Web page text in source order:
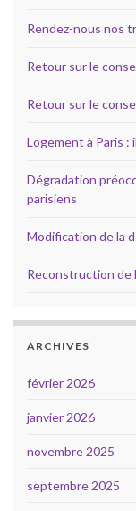
Rendez-nous nos
Retour sur le
Retour sur le
Logement à Paris :
Dégradation
parisiens
Modification de la
Reconstruction de
ARCHIVES
février 2026
janvier 2026
novembre 2025
septembre 2025